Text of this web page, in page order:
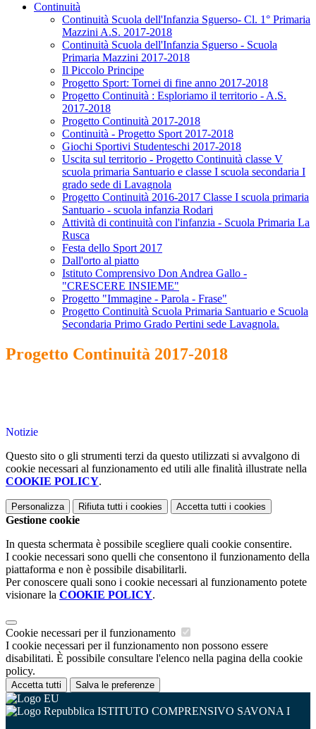
Continuità
Continuità Scuola dell'Infanzia Sguerso- Cl. 1° Primaria
Mazzini A.S. 2017-2018
Continuità Scuola dell'Infanzia Sguerso - Scuola
Primaria Mazzini 2017-2018
Il Piccolo Principe
Progetto Sport: Tornei di fine anno 2017-2018
Progetto Continuità : Esploriamo il territorio - A.S.
2017-2018
Progetto Continuità 2017-2018
Continuità - Progetto Sport 2017-2018
Giochi Sportivi Studenteschi 2017-2018
Uscita sul territorio - Progetto Continuità classe V
scuola primaria Santuario e classe I scuola secondaria I
grado sede di Lavagnola
Progetto Continuità 2016-2017 Classe I scuola primaria
Santuario - scuola infanzia Rodari
Attività di continuità con l'infanzia - Scuola Primaria La
Rusca
Festa dello Sport 2017
Dall'orto al piatto
Istituto Comprensivo Don Andrea Gallo -
"CRESCERE INSIEME"
Progetto "Immagine - Parola - Frase"
Progetto Continuità Scuola Primaria Santuario e Scuola
Secondaria Primo Grado Pertini sede Lavagnola.
Progetto Continuità 2017-2018
Notizie
Questo sito o gli strumenti terzi da questo utilizzati si avvalgono di
cookie necessari al funzionamento ed utili alle finalità illustrate nella
COOKIE POLICY.
Personalizza Rifiuta tutti i cookies Accetta tutti i cookies
Gestione cookie
In questa schermata è possibile scegliere quali cookie consentire.
I cookie necessari sono quelli che consentono il funzionamento della
piattaforma e non è possibile disabilitarli.
Per conoscere quali sono i cookie necessari al funzionamento potete
visionare la COOKIE POLICY.
Cookie necessari per il funzionamento
I cookie necessari per il funzionamento non possono essere
disabilitati. È possibile consultare l'elenco nella pagina della cookie
policy.
Accetta tutti Salva le preferenze
ISTITUTO COMPRENSIVO SAVONA I